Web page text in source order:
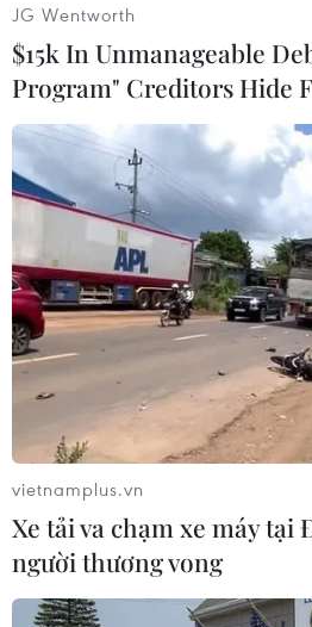
#Bộ Công an #Cao tốc Nội Bài-
#Chở hóa chất
#Cháy xe
Theo dõi VietnamPlus
JG Wentworth
$15k In Unmanageable
Program" Creditors Hide
vietnamplus.vn
Xe tải va chạm xe máy tại
người thương vong